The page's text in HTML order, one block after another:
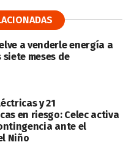
a venderle energía a
meses de
y 21
en riesgo: Celec activa
ante el
Niño